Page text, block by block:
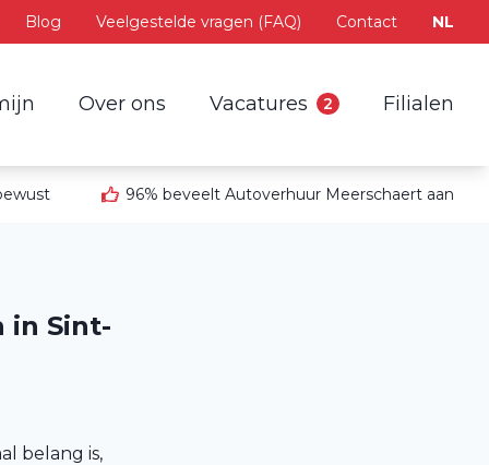
Blog Veelgestelde vragen (FAQ) Contact NL
Over ons Vacatures 2 Filialen
96% beveelt Autoverhuur Meerschaert aan
in Sint-
belang is,